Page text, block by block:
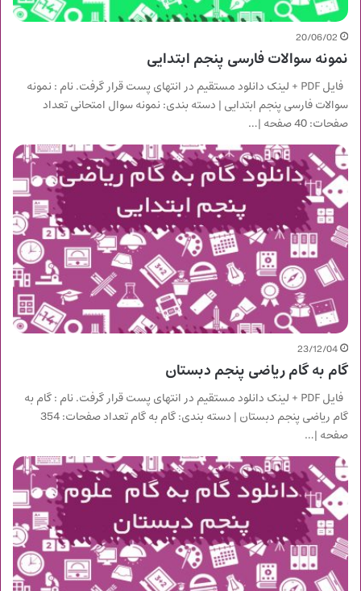
20/06/02
نمونه سوالات فارسی پنجم ابتدایی
فایل PDF + لینک دانلود مستقیم در انتهای پست قرار گرفت. نام : نمونه
سوالات فارسی پنجم ابتدایی | دسته بندی: نمونه سوال امتحانی تعداد
صفحات: 40 صفحه |…
23/12/04
گام به گام ریاضی پنجم دبستان
فایل PDF + لینک دانلود مستقیم در انتهای پست قرار گرفت. نام : گام به
گام ریاضی پنجم دبستان | دسته بندی: گام به گام تعداد صفحات: 354
صفحه |…